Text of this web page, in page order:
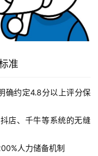
准
确约定4.8分以上评分保
店、千牛等系统的无缝
人力储备机制